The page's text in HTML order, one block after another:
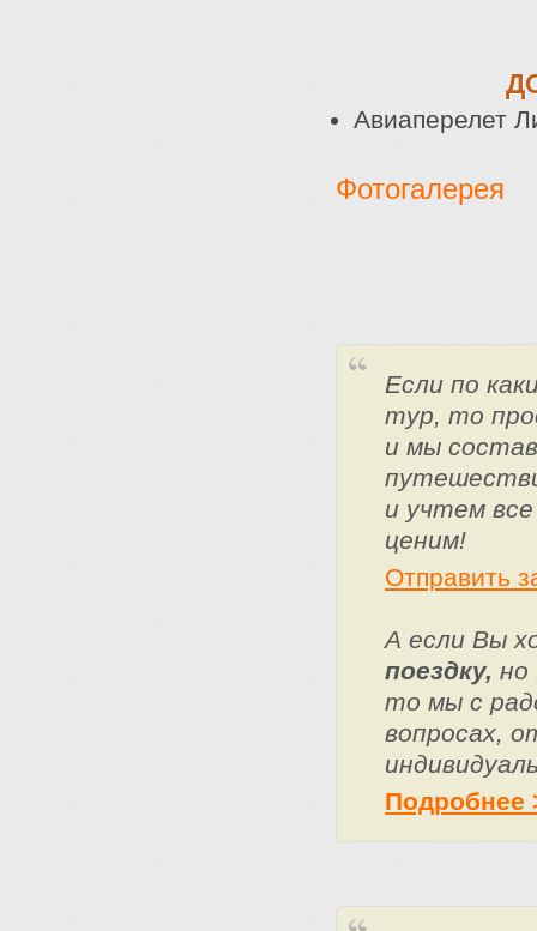
Авиаперелет
Фотогалерея
Если по
тур, то
и мы
и учтем
ценим!
Отправить
А если Вы
поездку, но
то мы с
вопросах,
Подробнее